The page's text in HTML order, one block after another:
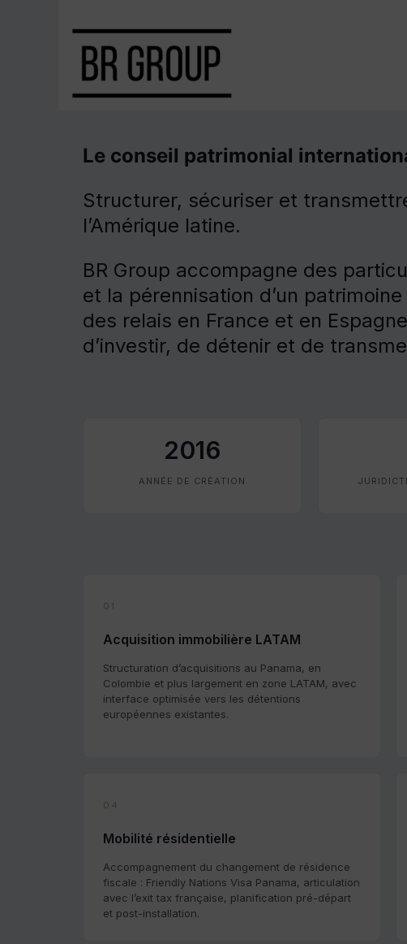
Le conseil patrimonial
Structurer, sécuriser et
l’Amérique latine.
BR Group accompagne des
et la pérennisation d’un
des relais en France et en
d’investir, de détenir et de
2016
ANNÉE DE CRÉATION
01
Acquisition immobilière LATAM
Structuration d’acquisitions au Panama, en
Colombie et plus largement en zone LATAM, avec
interface optimisée vers les détentions
européennes existantes.
04
Mobilité résidentielle
Accompagnement du changement de résidence
fiscale : Friendly Nations Visa Panama, articulation
avec l’exit tax française, planification pré-départ
et post-installation.